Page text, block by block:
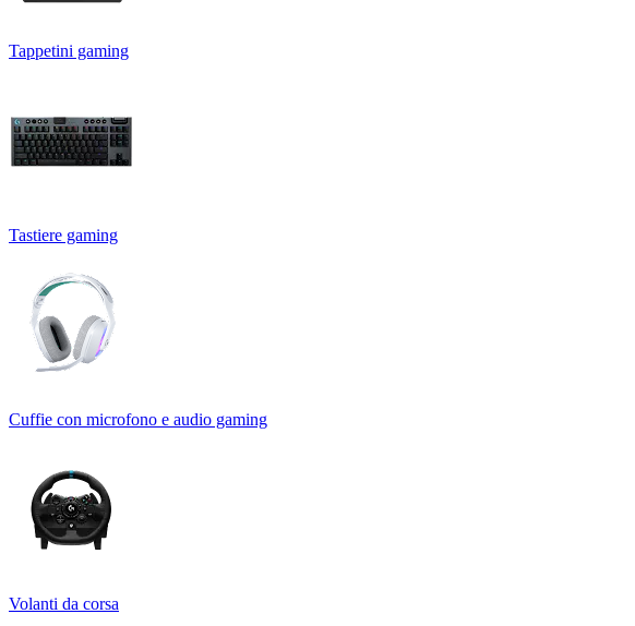
Tappetini gaming
Tastiere gaming
Cuffie con microfono e audio gaming
Volanti da corsa